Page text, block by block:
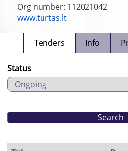
Org number: 112021042
www.turtas.lt
Tenders Info
Status